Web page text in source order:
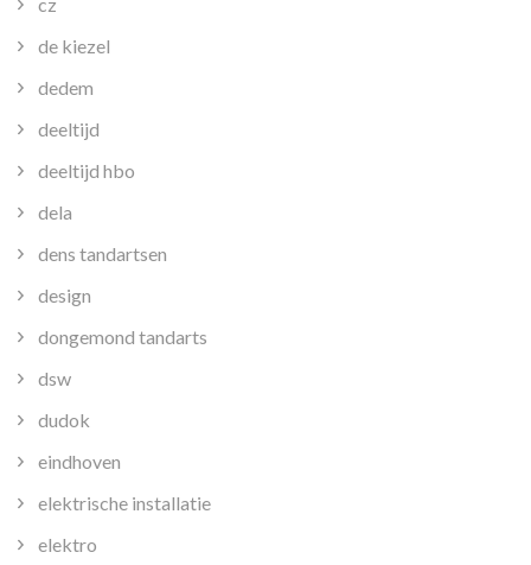
de kiezel
dedem
deeltijd
deeltijd hbo
dela
dens tandartsen
design
dongemond tandarts
dsw
dudok
eindhoven
elektrische installatie
elektro